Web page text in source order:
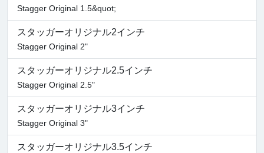
Stagger Original 1.5&quot;
スタッガーオリジナル2インチ
Stagger Original 2"
スタッガーオリジナル2.5インチ
Stagger Original 2.5"
スタッガーオリジナル3インチ
Stagger Original 3"
スタッガーオリジナル3.5インチ